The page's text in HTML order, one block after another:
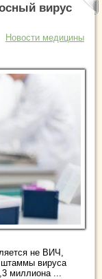
вирус
Новости медицины
не ВИЧ,
штаммы вируса
миллиона ...